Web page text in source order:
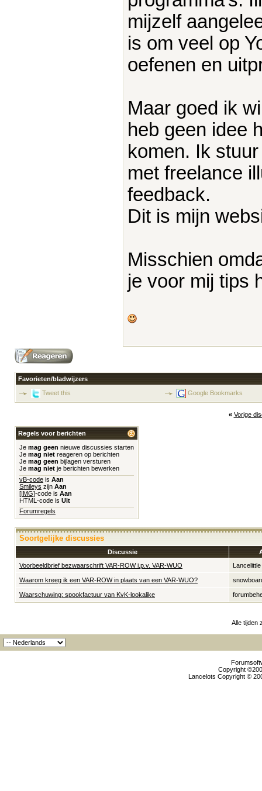
mijzelf
is om veel op
oefenen en
Maar goed ik
heb geen idee
komen. Ik
met freelance
feedback.
Dit is mijn
Misschien
je voor mij tips
Favorieten/bladwijzers
Tweet this
Google Bookmarks
« Vorige
Regels voor berichten
Je mag geen nieuwe discussies starten
Je mag niet reageren op berichten
Je mag geen bijlagen versturen
Je mag niet je berichten bewerken
vB-code is Aan
Smileys zijn Aan
[IMG]-code is Aan
HTML-code is Uit
Forumregels
Soortgelijke discussies
Discussie
Voorbeeldbrief bezwaarschrift VAR-ROW i.p.v. VAR-WUO
Lancelittle
Waarom kreeg ik een VAR-ROW in plaats van een VAR-WUO?
Waarschuwing: spookfactuur van KvK-lookalike
Alle tijden
Copyright
Lancelots Copyright ©